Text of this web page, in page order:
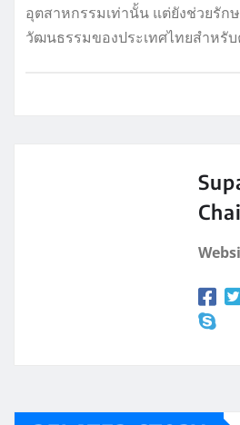
อุตสาหกรรมเท่านั้น แต่ยังช่วยรัก
วัฒนธรรมของประเทศไทยสำหรั